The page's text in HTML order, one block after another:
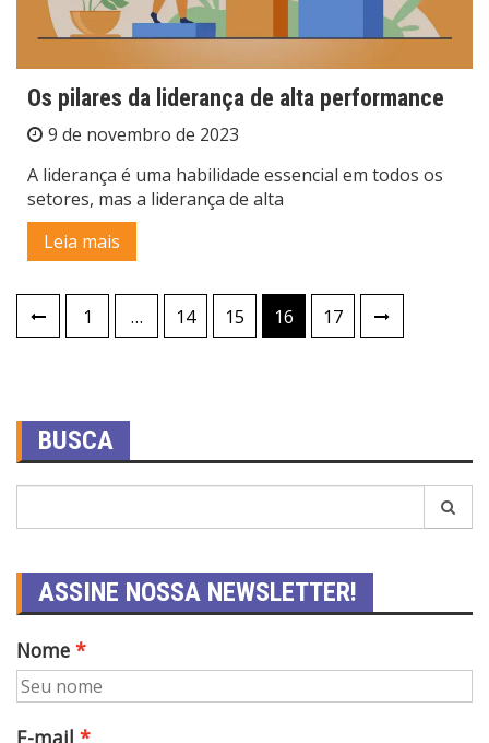
Os pilares da liderança de alta performance
9 de novembro de 2023
A liderança é uma habilidade essencial em todos os
setores, mas a liderança de alta
Leia mais
1 … 14 15 16 17
BUSCA
ASSINE NOSSA NEWSLETTER!
Nome
E-mail